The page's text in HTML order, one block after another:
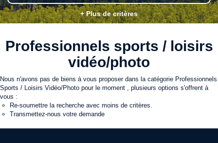
+ Plus de critères
Professionnels sports / loisirs
vidéo/photo
Nous n'avons pas de biens à vous proposer dans la catégorie Professionnels
Sports / Loisirs Vidéo/Photo pour le moment , plusieurs options s'offrent à
vous :
Re-soumettre la recherche avec moins de critères.
Transmettez-nous votre demande